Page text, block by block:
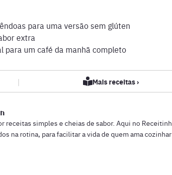
para uma versão sem glúten
extra
para um café da manhã completo
| Mais receitas ›
receitas simples e cheias de sabor. Aqui no
na rotina, para facilitar a vida de quem ama